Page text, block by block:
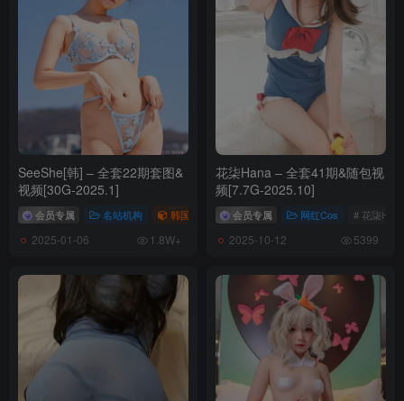
Maruemon(마루에몽) – NO.008 ARTGRAVIA Vol.357[86P-464.14MB]
Maruemon(마루에몽) – NO.007 ARTGRAVIA Vol.339[87P-554.18MB]
Maruemon(마루에몽) – NO.006 ARTGRAVIA Vol.329[87P-435.57MB]
Maruemon(마루에몽) – NO.005 ARTGRAVIA Vol.263[82P-99.05MB]
Maruemon(마루에몽) – NO.004 ARTGRAVIA Vol.225[73P-200.14MB]
Maruemon(마루에몽) – NO.003 ARTGRAVIA Vol.179[67P-119.05MB]
Maruemon(마루에몽) – NO.002 ARTGRAVIA Vol.166[67P-435.57MB]
Maruemon(마루에몽) – NO.001 ARTGRAVIA Vol.150[74P-442.37MB]
SeeShe[韩] – 全套22期套图&
视频[30G-2025.1]
会员专属 名站机构 韩国（korea） # SeeShe
2025-01-06 1.8W+
花柒Hana – 全套41期&随包视
频[7.7G-2025.10]
会员专属 网红Cos # 花柒Hana
2025-10-12 5399